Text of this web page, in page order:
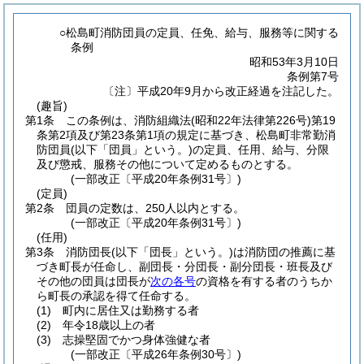
○松島町消防団員の定員、任免、給与、服務等に関する
条例
昭和53年3月10日
条例第7号
〔注〕平成20年9月から改正経過を注記した。
(趣旨)
第1条
この条例は、消防組織法(昭和22年法律第226号)第19
条第2項及び第23条第1項の規定に基づき、松島町非常勤消
防団員(以下「団員」という。)の定員、任用、給与、分限
及び懲戒、服務その他について定めるものとする。
(一部改正〔平成20年条例31号〕)
(定員)
第2条
団員の定数は、250人以内とする。
(一部改正〔平成20年条例31号〕)
(任用)
第3条
消防団長(以下「団長」という。)は消防団の推薦に基
づき町長が任命し、副団長・分団長・副分団長・班長及び
その他の団員は団長が次の各号の資格を有する者のうちか
ら町長の承認を得て任命する。
(1)
町内に居住又は勤務する者
(2)
年令18歳以上の者
(3)
志操堅固でかつ身体強健な者
(一部改正〔平成26年条例30号〕)